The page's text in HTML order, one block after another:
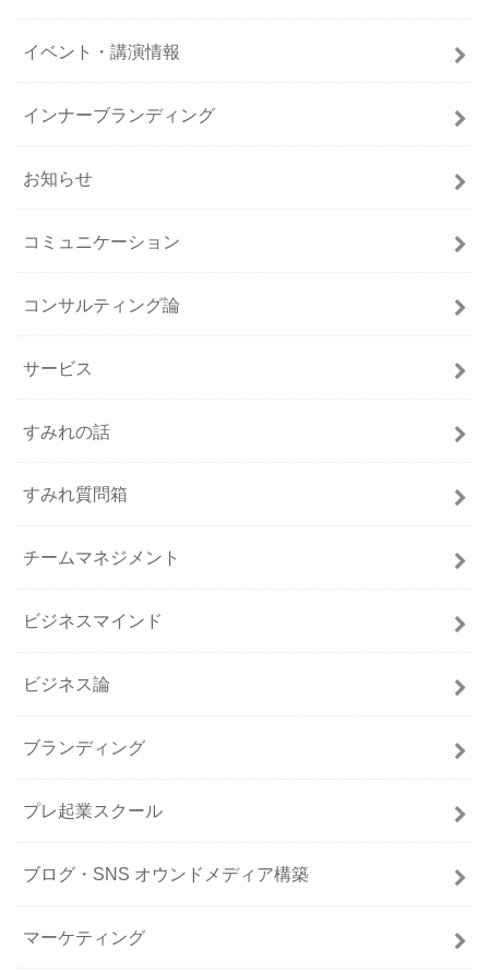
イベント・講演情報
インナーブランディング
お知らせ
コミュニケーション
コンサルティング論
サービス
すみれの話
すみれ質問箱
チームマネジメント
ビジネスマインド
ビジネス論
ブランディング
プレ起業スクール
ブログ・SNS オウンドメディア構築
マーケティング